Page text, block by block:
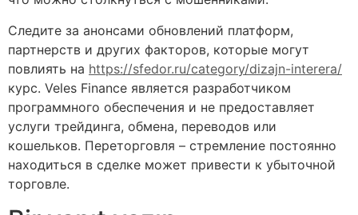
Следите за анонсами обновлений платформ,
партнерств и других факторов, которые могут
повлиять на https://sfedor.ru/category/dizajn-interera/
курс. Veles Finance является разработчиком
программного обеспечения и не предоставляет
услуги трейдинга, обмена, переводов или
кошельков. Переторговля – стремление постоянно
находиться в сделке может привести к убыточной
торговле.